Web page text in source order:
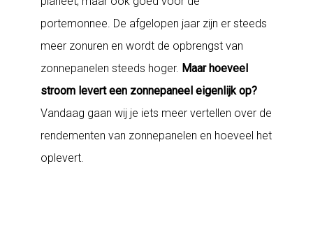
portemonnee. De afgelopen jaar zijn er steeds
meer zonuren en wordt de opbrengst van
zonnepanelen steeds hoger. Maar hoeveel
stroom levert een zonnepaneel eigenlijk op?
Vandaag gaan wij je iets meer vertellen over de
rendementen van zonnepanelen en hoeveel het
oplevert.